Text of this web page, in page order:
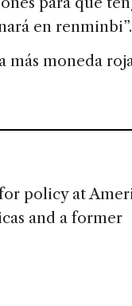
en renminbi”.
más moneda
policy at
and a former